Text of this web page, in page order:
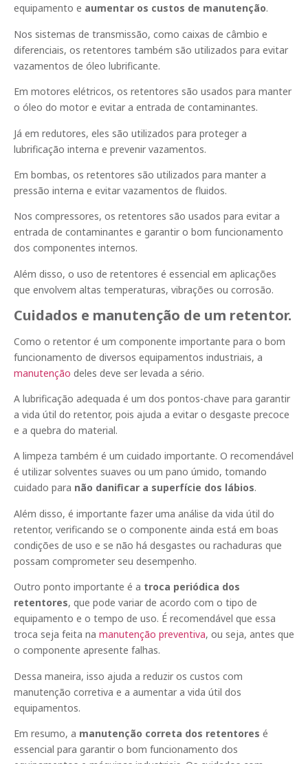
equipamento e aumentar os custos de manutenção.
Nos sistemas de transmissão, como caixas de câmbio e
diferenciais, os retentores também são utilizados para evitar
vazamentos de óleo lubrificante.
Em motores elétricos, os retentores são usados para manter
o óleo do motor e evitar a entrada de contaminantes.
Já em redutores, eles são utilizados para proteger a
lubrificação interna e prevenir vazamentos.
Em bombas, os retentores são utilizados para manter a
pressão interna e evitar vazamentos de fluidos.
Nos compressores, os retentores são usados para evitar a
entrada de contaminantes e garantir o bom funcionamento
dos componentes internos.
Além disso, o uso de retentores é essencial em aplicações
que envolvem altas temperaturas, vibrações ou corrosão.
Cuidados e manutenção de um retentor.
Como o retentor é um componente importante para o bom
funcionamento de diversos equipamentos industriais, a
manutenção deles deve ser levada a sério.
A lubrificação adequada é um dos pontos-chave para garantir
a vida útil do retentor, pois ajuda a evitar o desgaste precoce
e a quebra do material.
A limpeza também é um cuidado importante. O recomendável
é utilizar solventes suaves ou um pano úmido, tomando
cuidado para não danificar a superfície dos lábios.
Além disso, é importante fazer uma análise da vida útil do
retentor, verificando se o componente ainda está em boas
condições de uso e se não há desgastes ou rachaduras que
possam comprometer seu desempenho.
Outro ponto importante é a troca periódica dos
retentores, que pode variar de acordo com o tipo de
equipamento e o tempo de uso. É recomendável que essa
troca seja feita na manutenção preventiva, ou seja, antes que
o componente apresente falhas.
Dessa maneira, isso ajuda a reduzir os custos com
manutenção corretiva e a aumentar a vida útil dos
equipamentos.
Em resumo, a manutenção correta dos retentores é
essencial para garantir o bom funcionamento dos